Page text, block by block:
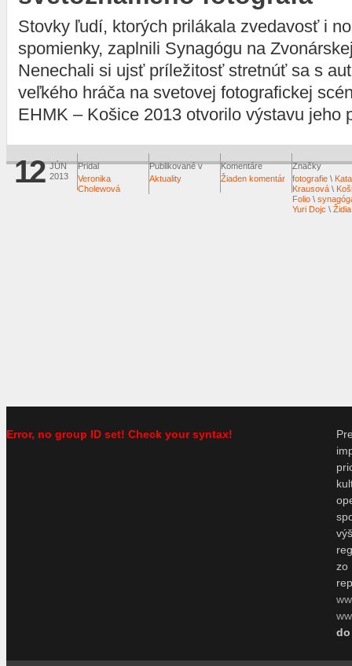
Stovky ľudí, ktorých prilákala zvedavosť i
spomienky, zaplnili Synagógu na
Nenechali si ujsť príležitosť stretnúť sa s
veľkého hráča na svetovej fotografickej
EHMK – Košice 2013 otvorilo výstavu jeho
12 JÚN
2013
Pridal
Veronika
Cholewová
Publikované v
Aktuality
Komentáre
Žiaden komentár
Značky
fotografie \
Krausová \
Folio \
Yuri Dojc \ Židia
Error, no group ID set! Check your syntax!